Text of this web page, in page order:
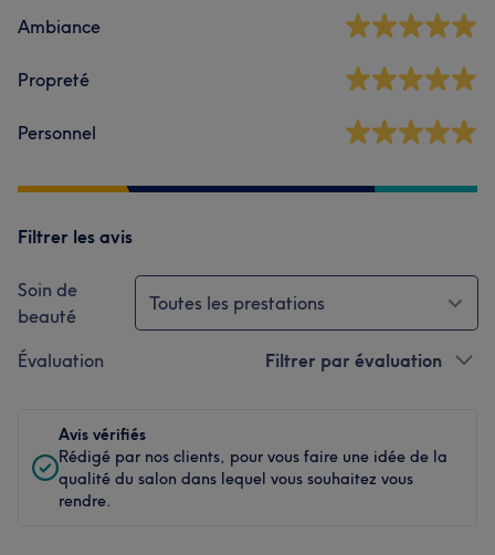
Ambiance
Propreté
Personnel
Filtrer les avis
Soin de
beauté
Toutes les prestations
Évaluation Filtrer par évaluation
Avis vérifiés
Rédigé par nos clients, pour vous faire une idée de la
qualité du salon dans lequel vous souhaitez vous
rendre.